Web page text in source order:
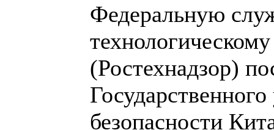
Федеральную
(Ростехнадзор)
безопасности